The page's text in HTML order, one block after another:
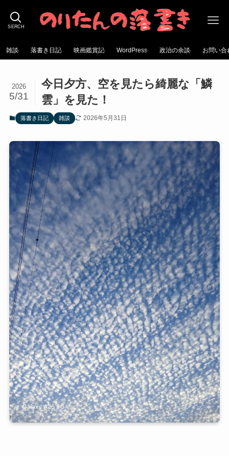
SERCH
雑談 落書き日記 映画鑑賞記 WordPress 政治の余談 お問い合
今日夕方、空を見たら綺麗な「鱗
雲」を見た！
2026
5/31
落書き日記 雑談 2026年5月31日